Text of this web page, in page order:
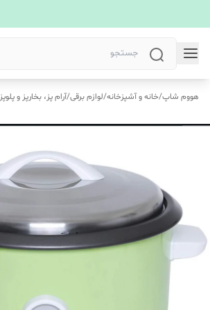
هووم شاپ/خانه و آشپزخانه/لوازم برقی/آرام پز، بخارپز و پلوپز